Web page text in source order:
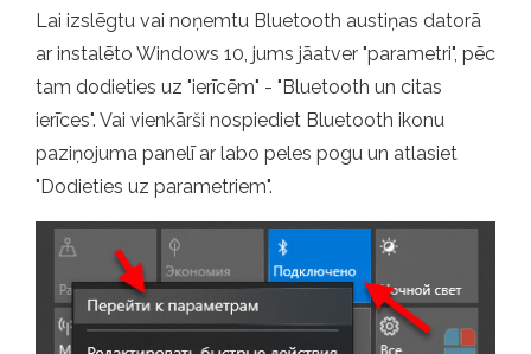
Lai izslēgtu vai noņemtu Bluetooth austiņas datorā
ar instalēto Windows 10, jums jāatver "parametri", pēc
tam dodieties uz "ierīcēm" - "Bluetooth un citas
ierīces". Vai vienkārši nospiediet Bluetooth ikonu
paziņojuma panelī ar labo peles pogu un atlasiet
"Dodieties uz parametriem".